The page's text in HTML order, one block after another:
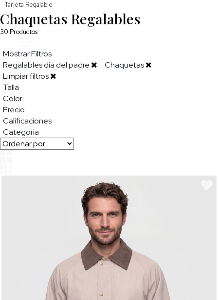
Tarjeta Regalable
Chaquetas Regalables
30 Productos
Mostrar Filtros
Regalables día del padre
Chaquetas
Limpiar filtros
Talla
Color
Precio
Calificaciones
Categoria